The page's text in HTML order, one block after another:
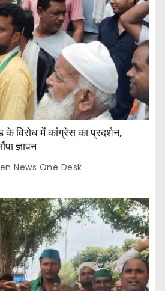
विरोध में कांग्रेस का प्रदर्शन,
ज्ञापन
News One Desk